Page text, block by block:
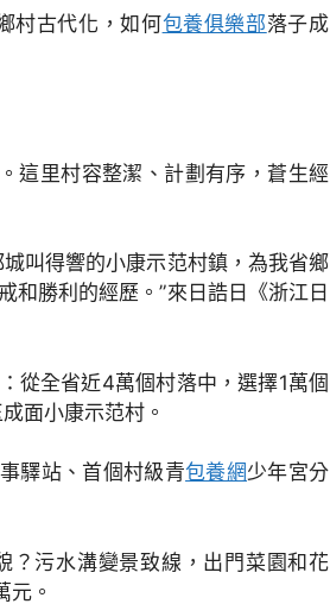
村古代化，如何包養俱樂部落子成
里村容整潔、計劃有序，蒼生經
叫得響的小康示范村鎮，為我省鄉
和勝利的經歷。”來日誥日《浙江日
全省近4萬個村落中，選擇1萬個
面小康示范村。
驛站、首個村級青包養網少年宮分
污水溝變景致線，出門菜園和花
元。